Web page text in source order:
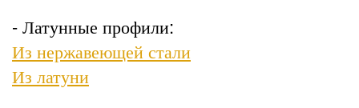
- Латунные профили:
Из нержавеющей стали
Из латуни